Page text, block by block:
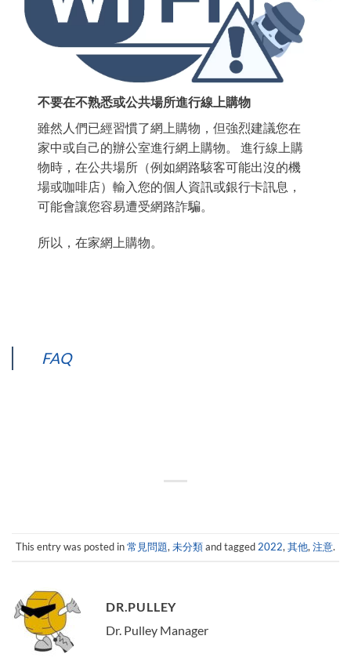
不要在不熟悉或公共場所進行線上購物
雖然人們已經習慣了網上購物，但強烈建議您在
家中或自己的辦公室進行網上購物。 進行線上購
物時，在公共場所（例如網路駭客可能出沒的機
場或咖啡店）輸入您的個人資訊或銀行卡訊息，
可能會讓您容易遭受網路詐騙。
所以，在家網上購物。
FAQ
This entry was posted in常見問題,未分類and tagged2022,其他,注意.
DR.PULLEY
Dr. Pulley Manager